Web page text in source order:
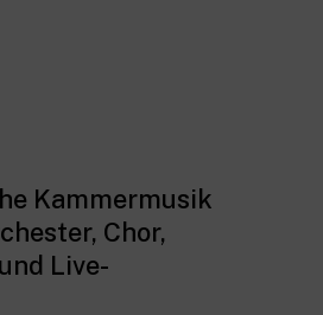
Kammermusik
Chor,
Live-